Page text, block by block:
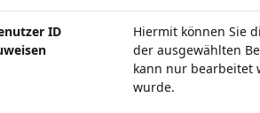
ID
Hiermit können Sie
der ausgewählten
kann nur bearbeitet
wurde.